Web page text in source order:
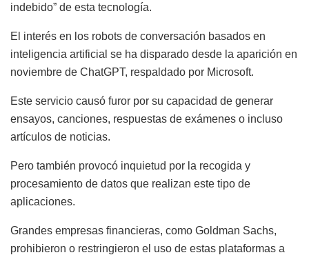
indebido” de esta tecnología.
El interés en los robots de conversación basados en
inteligencia artificial se ha disparado desde la aparición en
noviembre de ChatGPT, respaldado por Microsoft.
Este servicio causó furor por su capacidad de generar
ensayos, canciones, respuestas de exámenes o incluso
artículos de noticias.
Pero también provocó inquietud por la recogida y
procesamiento de datos que realizan este tipo de
aplicaciones.
Grandes empresas financieras, como Goldman Sachs,
prohibieron o restringieron el uso de estas plataformas a